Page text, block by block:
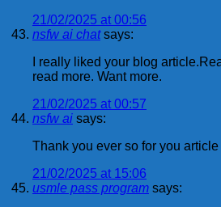
21/02/2025 at 00:56
nsfw ai chat says:
I really liked your blog
read more. Want more.
21/02/2025 at 00:57
nsfw ai says:
Thank you ever so for you
21/02/2025 at 15:06
usmle pass program says: